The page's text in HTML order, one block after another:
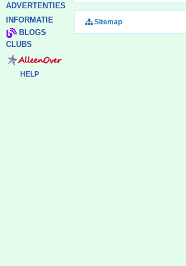
ADVERTENTIES
INFORMATIE
BLOGS
CLUBS
HELP
Sitemap